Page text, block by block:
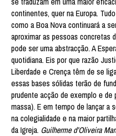
continentes, quer na Europa.
como a Boa Nova continuará a
aproximar as pessoas concretas
pode ser uma abstracção. A
quotidiana. Eis por que razão
Liberdade e Crença têm de se
essas bases sólidas terão de
prudente acção de exemplo e
massa). E em tempo de lançar a
na colegialidade e na maior
da Igreja. Guilherme d’Oliveira